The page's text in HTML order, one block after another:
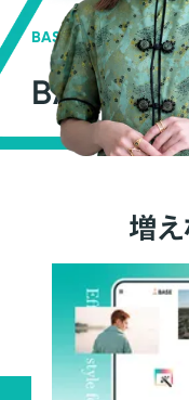
BASEの強み
BASEが
増